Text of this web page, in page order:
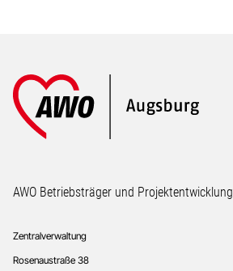
Footer
AWO Betriebsträger und
Zentralverwaltung
Rosenaustraße 38